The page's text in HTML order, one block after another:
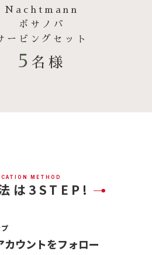
Nachtmann
ボサノバ
ービングセット
5 名様
METHOD
は3STEP!
カウントをフォロー